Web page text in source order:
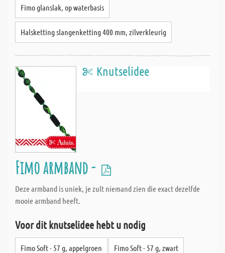
Fimo glanslak, op waterbasis
Halsketting slangenketting 400 mm, zilverkleurig
Knutselidee
Fimo armband -
Deze armband is uniek, je zult niemand zien die exact dezelfde
mooie armband heeft.
Voor dit knutselidee hebt u nodig
Fimo Soft - 57 g, appelgroen Fimo Soft - 57 g, zwart